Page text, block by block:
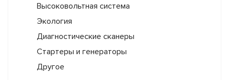
Высоковольтная система
Экология
Диагностические сканеры
Стартеры и генераторы
Другое